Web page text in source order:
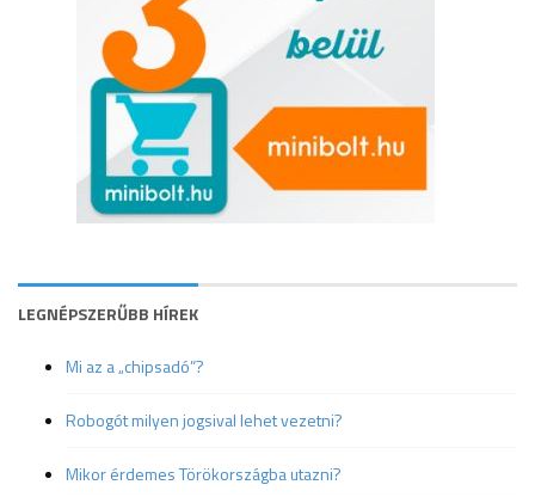
LEGNÉPSZERŰBB HÍREK
Mi az a „chipsadó”?
Robogót milyen jogsival lehet vezetni?
Mikor érdemes Törökországba utazni?